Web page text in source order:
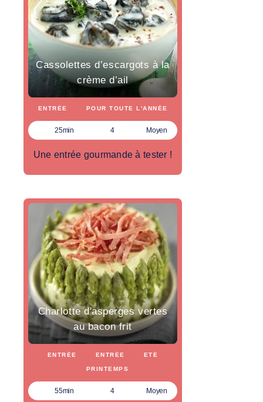
Cassolettes d’escargots à la
crème d’ail
ENTRÉE POUR TOUTE L'ANNÉE
25min 4 Moyen
Une entrée gourmande à tester !
Charlotte d'asperges vertes
au bacon frit
ENTRÉE ENTRÉE ETÉ
PRINTEMPS
55min 4 Moyen